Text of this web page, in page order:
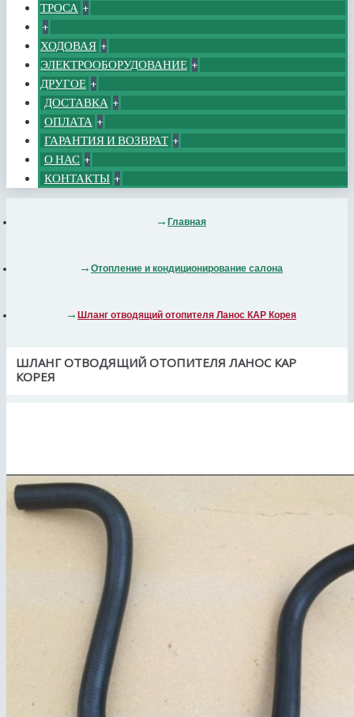
ТРОСА +
+
ХОДОВАЯ +
ЭЛЕКТРООБОРУДОВАНИЕ +
ДРУГОЕ +
ДОСТАВКА +
ОПЛАТА +
ГАРАНТИЯ И ВОЗВРАТ +
О НАС +
КОНТАКТЫ +
Главная
Отопление и кондиционирование салона
Шланг отводящий отопителя Ланос КАР Корея
ШЛАНГ ОТВОДЯЩИЙ ОТОПИТЕЛЯ ЛАНОС КАР
КОРЕЯ